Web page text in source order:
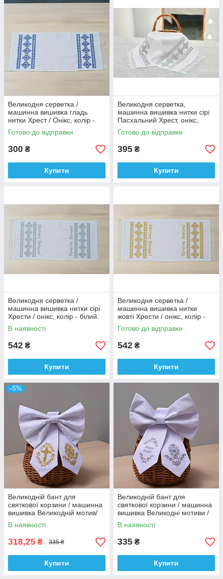
Великодня серветка /
машинна вишивка гладь
нитки Хрест / Онікс, колір -
білий.
Готово до відправки
300 ₴
Купити
Великодня серветка,
машинна вишивка нитки сірі
Пасхальний Хрест, онікс,
колір - білий.
Готово до відправки
395 ₴
Купити
Великодня серветка /
машинна вишивка нитки сірі
Хрести / онікс, колір - білий.
В наявності
542 ₴
Купити
Великодня серветка /
машинна вишивка нитки
жовті Хрести / онікс, колір -
білий.
Готово до відправки
542 ₴
Купити
–5%
Великодній бант для
святкової корзини / машинна
вишивка Великодній мотив/
онікс, колір - білий.
В наявності
318,25 ₴ 335 ₴
Купити
Великодній бант для
святкової корзини / машинна
вишивка Великодні мотиви /
колір - білий.
В наявності
335 ₴
Купити